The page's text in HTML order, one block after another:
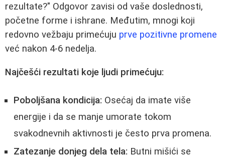
rezultate?" Odgovor zavisi od vaše doslednosti,
početne forme i ishrane. Međutim, mnogi koji
redovno vežbaju primećuju prve pozitivne promene
već nakon 4-6 nedelja.
Najčešći rezultati koje ljudi primećuju:
Poboljšana kondicija: Osećaj da imate više
energije i da se manje umorate tokom
svakodnevnih aktivnosti je često prva promena.
Zatezanje donjeg dela tela: Butni mišići se